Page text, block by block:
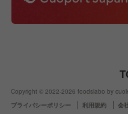
Copyright © 2022-2026 foodslabo by
プライバシーポリシー
利用規約 会